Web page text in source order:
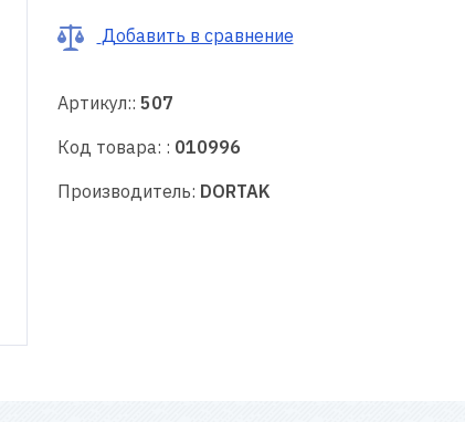
Добавить в сравнение
Артикул:: 507
Код товара: : 010996
Производитель: DORTAK